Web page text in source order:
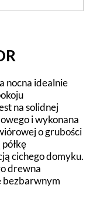
nocna idealnie
na solidnej
i wykonana
o grubości
cichego domyku.
drewna
bezbarwnym